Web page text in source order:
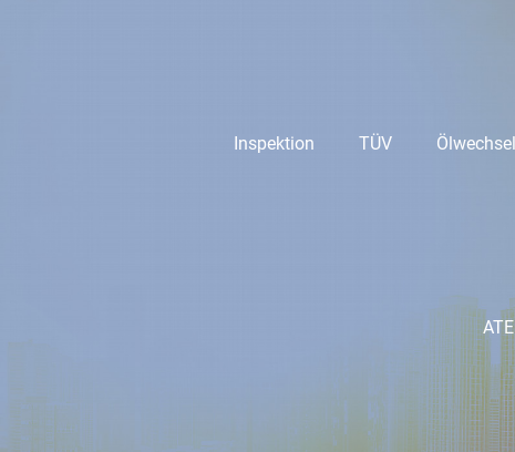
Inspektion TÜV Ölwechsel
ATE